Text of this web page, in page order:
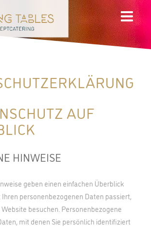
AUF
HINWEISE
geben einen einfachen Überblick
personenbezogenen Daten passiert,
besuchen. Personenbezogene
mit denen Sie persönlich identifiziert